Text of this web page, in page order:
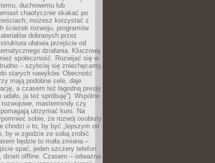
duchowemu lub
chaotycznie skakać po
możesz korzystać z
ścieżek rozwoju, programów
dobranych przez
ułatwia przejście od
działania. Kluczową
społeczność. Rozwijać się w
– szybciej się zniechęcamy,
starych nawyków. Obecność
mają podobne cele, daje
a czasem też łagodną presję
udało, ja też spróbuję”). Wspólne
mastermindy czy
utrzymać kurs. Na
sobie, że rozwój osobisty
chodzi o to, by być „lepszym od
by w zgodzie ze sobą zrobić
będzie to mała zmiana –
spać, jeden szczery telefon
dzień offline. Czasem – odważna